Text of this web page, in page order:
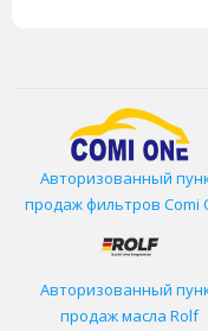
Авторизованный
продаж фильтров Comi
Авторизованный
продаж масла Rolf